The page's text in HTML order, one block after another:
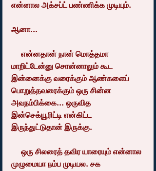
என்னால அக்சப்ட் பண்ணிக்க முடியும்.
ஆனா...
மாறிட்டேன்னு சொன்னாலும் கூட
இன்னைக்கு வரைக்கும் ஆண்களைப்
பொறுத்தவரைக்கும் ஒரு சின்ன
அவநம்பிக்கை... ஒருவித
இன்செக்யூரிட்டி என்கிட்ட
இருந்துட்டுதான் இருக்கு.
முழுமையா நம்ப முடியல. சக